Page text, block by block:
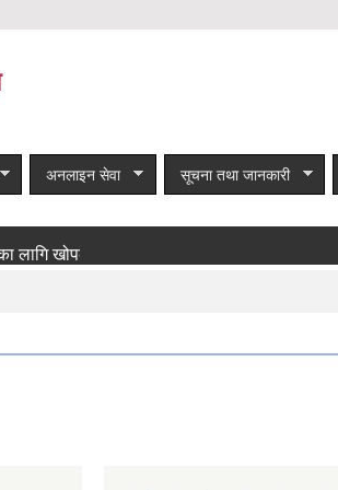
अनलाइन सेवा सूचना तथा जानकारी
आवश्यकता सम्बन्धी सूचना!